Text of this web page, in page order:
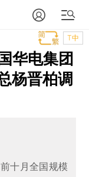
T中
华电集团
杨晋柏调
十月全国规模